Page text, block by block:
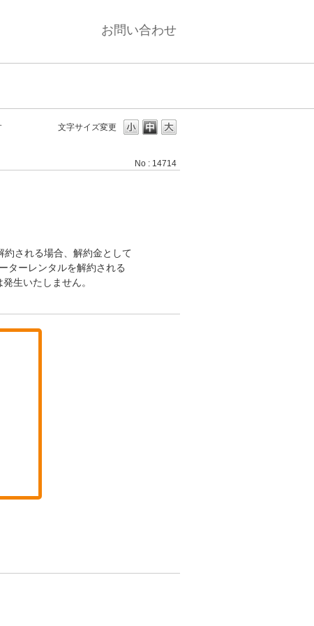
お問い合わせ
文字サイズ変更
No : 14714
される場合、解約金として
ターレンタルを解約される
生いたしません。